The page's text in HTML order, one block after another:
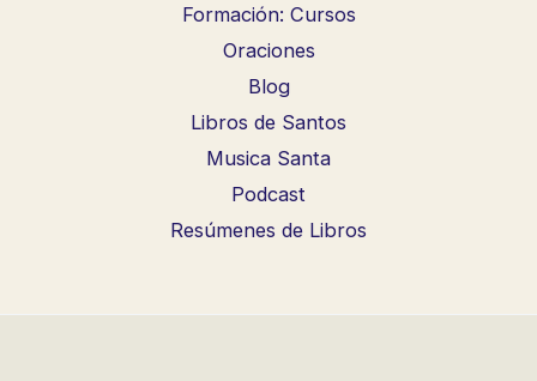
Formación: Cursos
Oraciones
Blog
Libros de Santos
Musica Santa
Podcast
Resúmenes de Libros